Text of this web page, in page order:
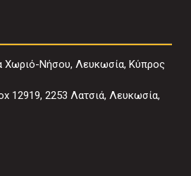
Χωριό-Νήσου, Λευκωσία, Κύπρος
12919, 2253 Λατσιά, Λευκωσία,